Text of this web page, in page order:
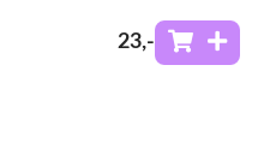
23,-